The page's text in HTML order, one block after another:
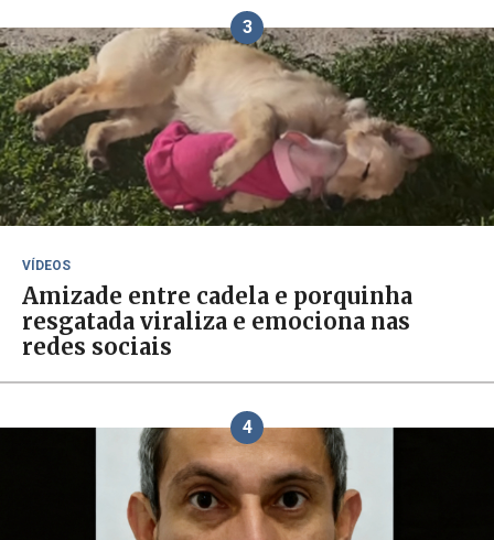
3
VÍDEOS
Amizade entre cadela e porquinha
resgatada viraliza e emociona nas
redes sociais
4